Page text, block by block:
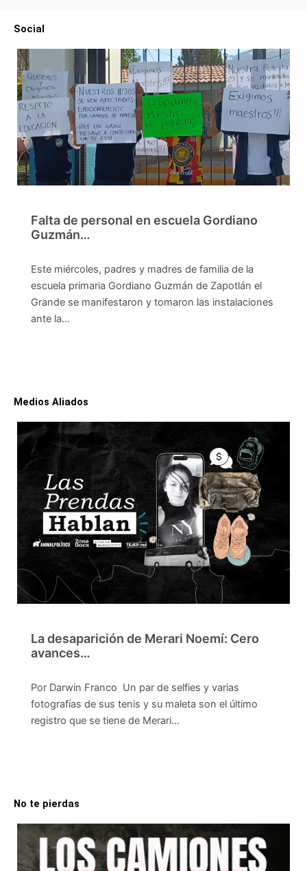
Social
Falta de personal en escuela Gordiano
Guzmán…
Este miércoles, padres y madres de familia de la
escuela primaria Gordiano Guzmán de Zapotlán el
Grande se manifestaron y tomaron las instalaciones
ante la…
Medios Aliados
La desaparición de Merari Noemí: Cero
avances…
Por Darwin Franco Un par de selfies y varias
fotografías de sus tenis y su maleta son el último
registro que se tiene de Merari…
No te pierdas